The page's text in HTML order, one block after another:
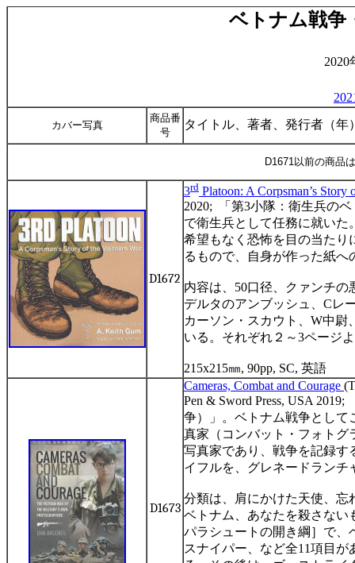
ベトナム戦争
2020
カバー写真
商品番
号
タイトル、著者、発行者（年
D1671以前の商
D1672
3rd Platoon: A Corpsman’s Story
2020;
「第3小隊：衛生兵の
で衛生兵として任務に就い
希望もなく恐怖を目の当たり
るもので、自身が作った紙へ
内容は、 50口径、クァンチの
デルタのアンブッシュ、 Cレ
カーソン・スカウト、 W中尉
いる。それぞれ２～3ページ
215x215㎜, 90pp, SC, 英語
D1673
Cameras, Combat and Courage
Pen & Sword Press, USA 2019;
争）」。ベトナム戦争として
真家（コンバット・フォトグ
写真家であり、戦争を記録す
イフルを、グレネードラン
分類は、肩にかけた天使、忘
ベトナム、あなたを殺さない
パラシュートの開き綱］で、
スナイパー、など全11項目が